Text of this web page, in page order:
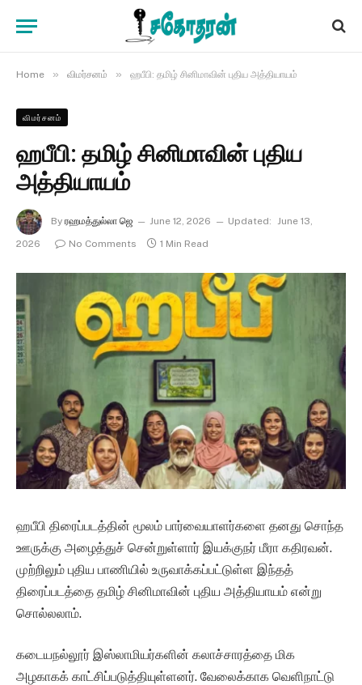
Home » விமர்சனம் » ஹபீபி: தமிழ் சினிமாவின் புதிய அத்தியாயம்
விமர்சனம்
ஹபீபி: தமிழ் சினிமாவின் புதிய
அத்தியாயம்
By ரஹமத்துல்லா ஜெ June 12, 2026 Updated: June 13,
2026
No Comments 1 Min Read
ஹபீபி திரைப்படத்தின் மூலம் பார்வையாளர்களை தனது சொந்த
ஊருக்கு அழைத்துச் சென்றுள்ளார் இயக்குநர் மீரா கதிரவன்.
முற்றிலும் புதிய பாணியில் உருவாக்கப்பட்டுள்ள இந்தத்
திரைப்படத்தை தமிழ் சினிமாவின் புதிய அத்தியாயம் என்று
சொல்லலாம்.
கடையநல்லூர் இஸ்லாமியர்களின் கலாச்சாரத்தை மிக
அழகாகக் காட்சிப்படுத்தியுள்ளனர். வேலைக்காக வெளிநாட்டு